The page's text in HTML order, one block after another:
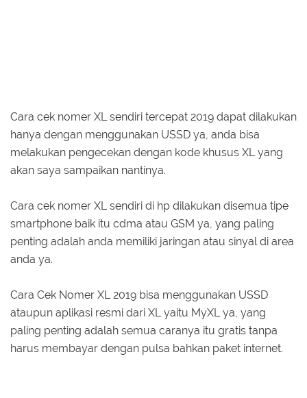
Cara cek nomer XL sendiri tercepat 2019 dapat dilakukan
hanya dengan menggunakan USSD ya, anda bisa
melakukan pengecekan dengan kode khusus XL yang
akan saya sampaikan nantinya.
Cara cek nomer XL sendiri di hp dilakukan disemua tipe
smartphone baik itu cdma atau GSM ya, yang paling
penting adalah anda memiliki jaringan atau sinyal di area
anda ya.
Cara Cek Nomer XL 2019 bisa menggunakan USSD
ataupun aplikasi resmi dari XL yaitu MyXL ya, yang
paling penting adalah semua caranya itu gratis tanpa
harus membayar dengan pulsa bahkan paket internet.